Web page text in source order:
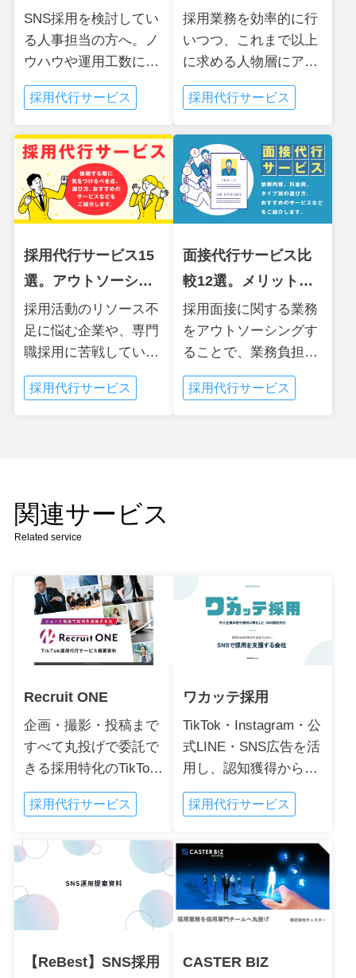
のおすすめ紹介
SNS採用を検討してい
る人事担当の方へ。ノ
ウハウや運用工数に不
安がある時は、SNS採
用代行サービスの利用
ビスを比較・検討する
ポイントや選び方...
採用代行サービス
ら選び方まで
採用業務を効率的に行
いつつ、これまで以上
に求める人物層にアプ
ローチしていきたい。
そんなお考えの方には
がおすすめです。自社
に適したスカウト代
行...
採用代行サービス
採用代行サービス15
選。アウトソーシン
グ会社をタイプ別に
紹介
採用活動のリソース不
足に悩む企業や、専門
職採用に苦戦している
企業の採用担当の方
へ。応募者管理や日程
採用代行サービス
面接代行サービス比
較12選。メリットや
料金、タイプ別選び
方
採用面接に関する業務
をアウトソーシングす
ることで、業務負担を
軽減したい人事・採用
担当の方へ。面接代行
採用代行サービス
関連サービス
Related service
Recruit ONE
企画・撮影・投稿まで
すべて丸投げで委託で
きる採用特化のTikTok
運用代行サービス。...
採用代行サービス
ワカッテ採用
TikTok・Instagram・公
式LINE・SNS広告を活
用し、認知獲得から応
募・面接・採用まで一
気通貫で支援する、中
に特化したSNS採...
採用代行サービス
【ReBest】SNS採用
CASTER BIZ